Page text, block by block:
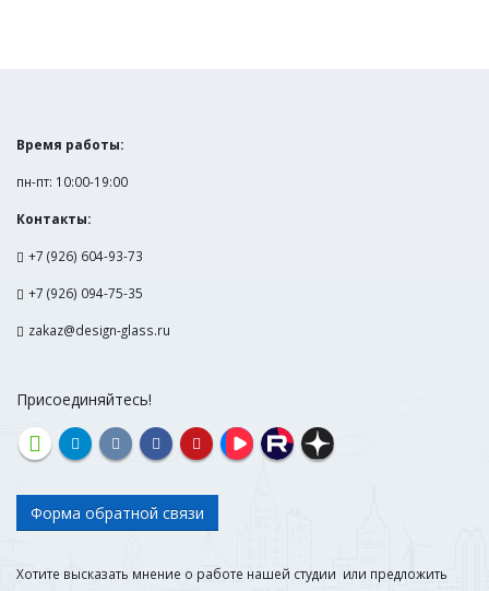
Время работы:
пн-пт: 10:00-19:00
Контакты:
+7 (926) 604-93-73
+7 (926) 094-75-35
zakaz@design-glass.ru
Присоединяйтесь!
Форма обратной связи
Хотите высказать мнение о работе нашей студии или предложить